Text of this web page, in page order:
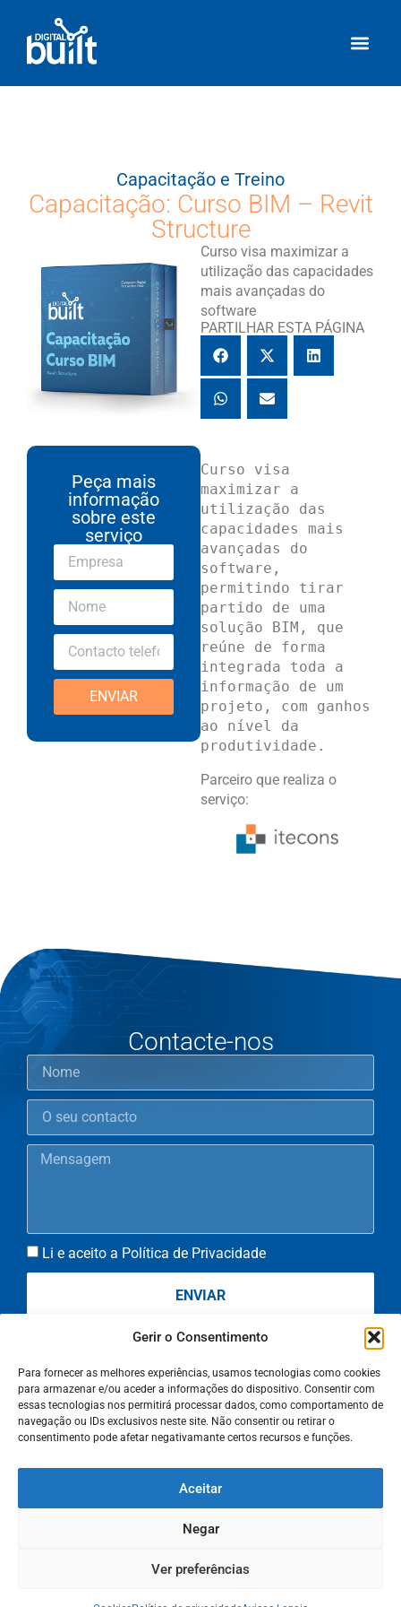
Gerir o Consentimento
Para fornecer as melhores experiências, usamos tecnologias como cookies
para armazenar e/ou aceder a informações do dispositivo. Consentir com
essas tecnologias nos permitirá processar dados, como comportamento de
navegação ou IDs exclusivos neste site. Não consentir ou retirar o
consentimento pode afetar negativamante certos recursos e funções.
Aceitar
Negar
Ver preferências
Capacitação e Treino
Capacitação: Curso BIM – Revit
Structure
Curso visa maximizar a
utilização das capacidades
mais avançadas do
software
PARTILHAR ESTA PÁGINA
Peça mais
informação
sobre este
serviço
ENVIAR
Curso visa
maximizar a
utilização das
capacidades mais
avançadas do
software,
permitindo tirar
partido de uma
solução BIM, que
reúne de forma
integrada toda a
informação de um
projeto, com ganhos
ao nível da
produtividade.
Parceiro que realiza o
serviço:
Contacte-nos
Li e aceito a Política de Privacidade
ENVIAR
info@digitalbuilt.pt
Política de privacidade